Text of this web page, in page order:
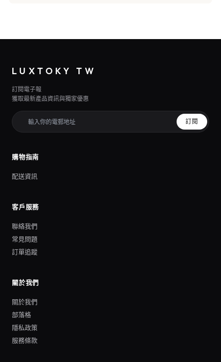
LUXTOKY TW
訂閱電子報
獲取最新產品資訊與獨家優惠
訂閱
購物指南
配送資訊
客戶服務
聯絡我們
常見問題
訂單追蹤
關於我們
關於我們
部落格
隱私政策
服務條款